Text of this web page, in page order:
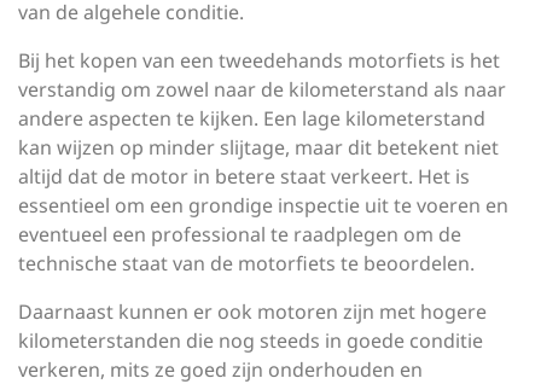
van de algehele conditie.
Bij het kopen van een tweedehands motorfiets is het
verstandig om zowel naar de kilometerstand als naar
andere aspecten te kijken. Een lage kilometerstand
kan wijzen op minder slijtage, maar dit betekent niet
altijd dat de motor in betere staat verkeert. Het is
essentieel om een grondige inspectie uit te voeren en
eventueel een professional te raadplegen om de
technische staat van de motorfiets te beoordelen.
Daarnaast kunnen er ook motoren zijn met hogere
kilometerstanden die nog steeds in goede conditie
verkeren, mits ze goed zijn onderhouden en